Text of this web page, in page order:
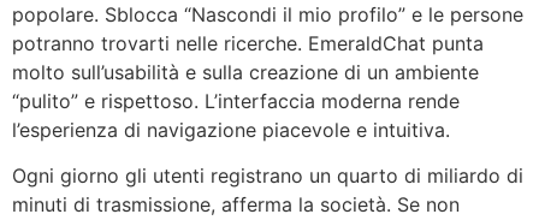
popolare. Sblocca “Nascondi il mio profilo” e le persone
potranno trovarti nelle ricerche. EmeraldChat punta
molto sull’usabilità e sulla creazione di un ambiente
“pulito” e rispettoso. L’interfaccia moderna rende
l’esperienza di navigazione piacevole e intuitiva.
Ogni giorno gli utenti registrano un quarto di miliardo di
minuti di trasmissione, afferma la società. Se non